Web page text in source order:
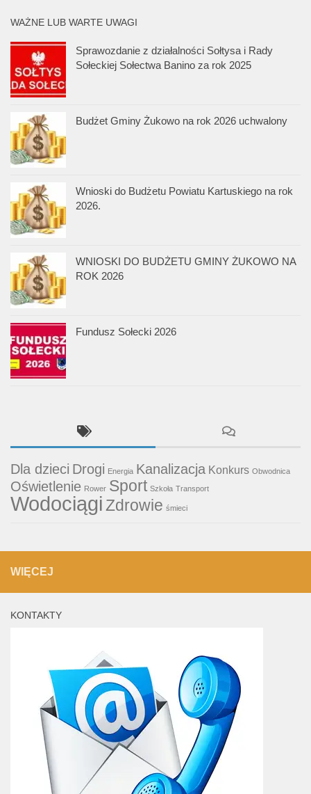
WAŻNE LUB WARTE UWAGI
Sprawozdanie z działalności Sołtysa i Rady
Sołeckiej Sołectwa Banino za rok 2025
Budżet Gminy Żukowo na rok 2026 uchwalony
Wnioski do Budżetu Powiatu Kartuskiego na rok
2026.
WNIOSKI DO BUDŻETU GMINY ŻUKOWO NA
ROK 2026
Fundusz Sołecki 2026
Dla dzieci Drogi Energia Kanalizacja Konkurs Obwodnica
Oświetlenie Rower Sport Szkoła Transport
WodociągiZdrowie śmieci
WIĘCEJ
KONTAKTY